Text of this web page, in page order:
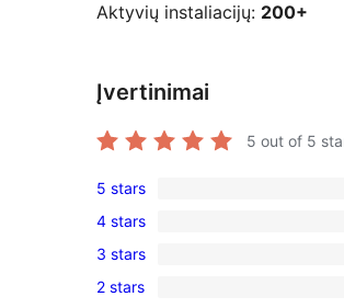
Aktyvių instaliacijų: 200+
Įvertinimai
5 out of 5
3
5-
star
reviews
5 stars
0
4-
star
4 stars
0
3-
3 stars
0
2 stars